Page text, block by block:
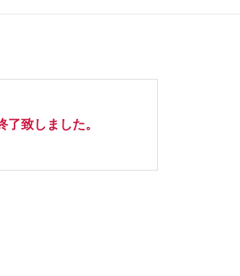
了致しました。